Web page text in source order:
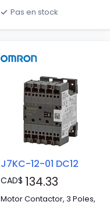
H×W×D 67.5 x 45 x 46 mm
Pas en stock
J7KC-12-01 DC12
CAD$ 134.33
Motor Contactor, 3 Poles,